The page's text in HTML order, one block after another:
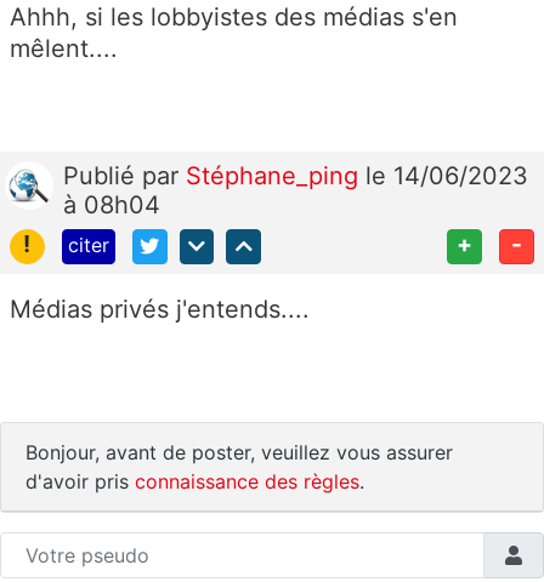
Ahhh, si les lobbyistes des médias s'en
mêlent....
Publié par Stéphane_ping le 14/06/2023
à 08h04
!
citer + -
Médias privés j'entends....
Bonjour, avant de poster, veuillez vous assurer
d'avoir pris connaissance des règles.